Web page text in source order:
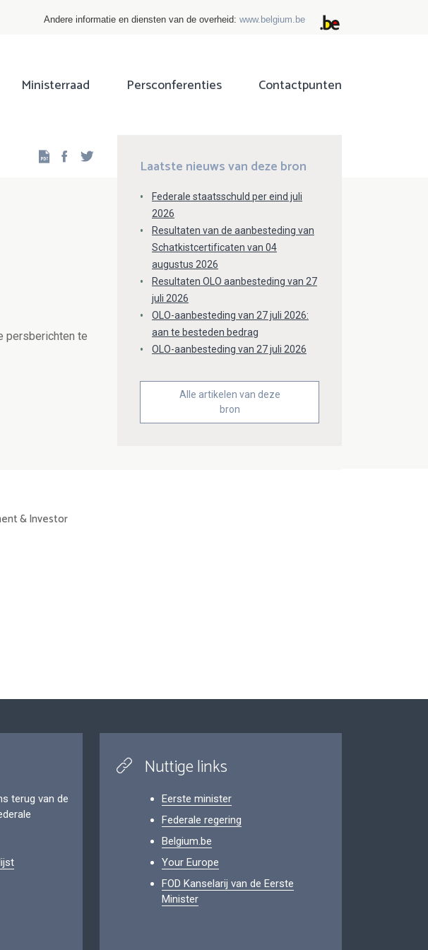
Andere informatie en diensten van de overheid: www.belgium.be
Ministerraad Persconferenties Contactpunten
Facebook
persberichten te
Laatste nieuws van deze bron
Federale staatsschuld per eind juli
2026
Resultaten van de aanbesteding van
Schatkistcertificaten van 04
augustus 2026
Resultaten OLO aanbesteding van 27
juli 2026
OLO-aanbesteding van 27 juli 2026:
aan te besteden bedrag
OLO-aanbesteding van 27 juli 2026
Alle artikelen van deze
bron
& Investor
terug van de
Nuttige links
Eerste minister
Federale regering
Belgium.be
Your Europe
FOD Kanselarij van de Eerste
Minister